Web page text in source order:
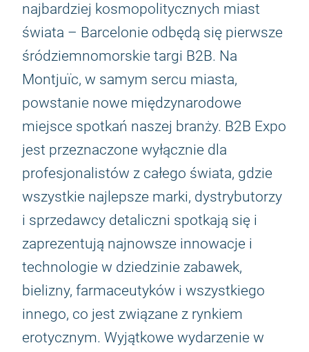
najbardziej kosmopolitycznych miast
świata – Barcelonie odbędą się pierwsze
śródziemnomorskie targi B2B. Na
Montjuïc, w samym sercu miasta,
powstanie nowe międzynarodowe
miejsce spotkań naszej branży. B2B Expo
jest przeznaczone wyłącznie dla
profesjonalistów z całego świata, gdzie
wszystkie najlepsze marki, dystrybutorzy
i sprzedawcy detaliczni spotkają się i
zaprezentują najnowsze innowacje i
technologie w dziedzinie zabawek,
bielizny, farmaceutyków i wszystkiego
innego, co jest związane z rynkiem
erotycznym. Wyjątkowe wydarzenie w